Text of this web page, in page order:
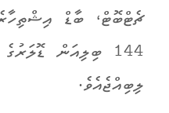
ޗެޓްބޮޓް، ބާޑް
144 ބިލިއަން
ލިބިއްޖެއެވެ.